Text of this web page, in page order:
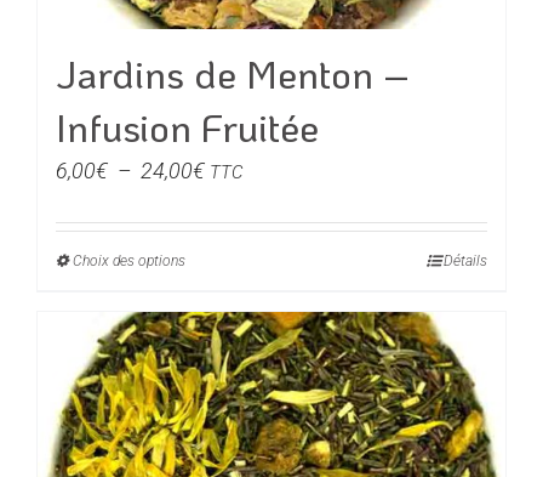
page
produit
Jardins de Menton –
Infusion Fruitée
6,00€ – 24,00€Plage
prix :
24,00€
TTC
Choix des optionsCe
a
plusieurs
variations.
Les
options
Détails